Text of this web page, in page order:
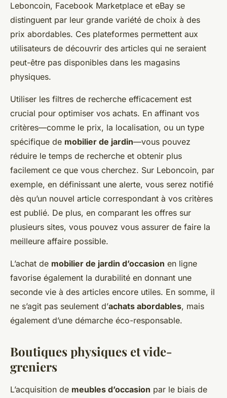
Leboncoin, Facebook Marketplace et eBay se
distinguent par leur grande variété de choix à des
prix abordables. Ces plateformes permettent aux
utilisateurs de découvrir des articles qui ne seraient
peut-être pas disponibles dans les magasins
physiques.
Utiliser les filtres de recherche efficacement est
crucial pour optimiser vos achats. En affinant vos
critères—comme le prix, la localisation, ou un type
spécifique de mobilier de jardin—vous pouvez
réduire le temps de recherche et obtenir plus
facilement ce que vous cherchez. Sur Leboncoin, par
exemple, en définissant une alerte, vous serez notifié
dès qu’un nouvel article correspondant à vos critères
est publié. De plus, en comparant les offres sur
plusieurs sites, vous pouvez vous assurer de faire la
meilleure affaire possible.
L’achat de mobilier de jardin d’occasion en ligne
favorise également la durabilité en donnant une
seconde vie à des articles encore utiles. En somme, il
ne s’agit pas seulement d’achats abordables, mais
également d’une démarche éco-responsable.
Boutiques physiques et vide-
greniers
L’acquisition de meubles d’occasion par le biais de